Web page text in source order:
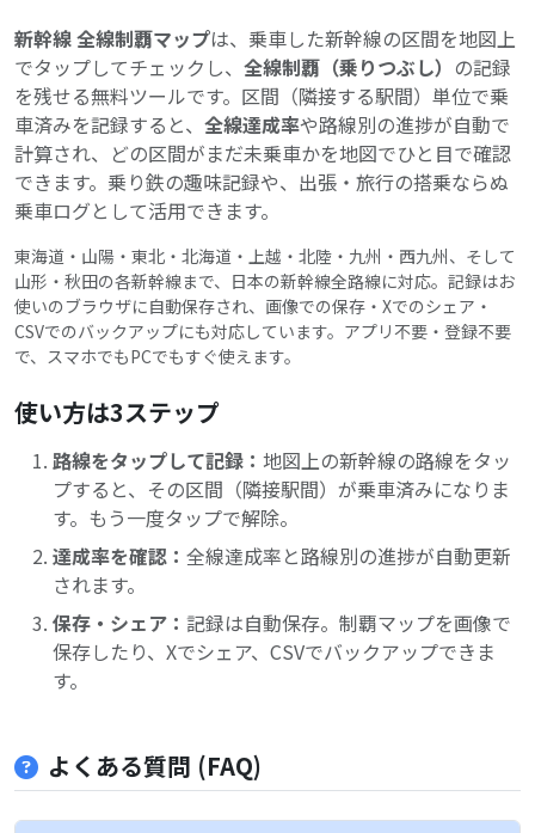
新幹線 全線制覇マップは、乗車した新幹線の区間を地図上
でタップしてチェックし、 全線制覇（乗りつぶし） の記録
を残せる無料ツールです。区間（隣接する駅間）単位で乗
車済みを記録すると、 全線達成率や路線別の進捗が自動で
計算され、どの区間がまだ未乗車かを地図でひと目で確認
できます。乗り鉄の趣味記録や、出張・旅行の搭乗ならぬ
乗車ログとして活用できます。
東海道・山陽・東北・北海道・上越・北陸・九州・西九州、そして
山形・秋田の各新幹線まで、日本の新幹線全路線に対応。記録はお
使いのブラウザに自動保存され、画像での保存・Xでのシェア・
CSVでのバックアップにも対応しています。アプリ不要・登録不要
で、スマホでもPCでもすぐ使えます。
使い方は3ステップ
路線をタップして記録： 地図上の新幹線の路線をタッ
プすると、その区間（隣接駅間）が乗車済みになりま
す。もう一度タップで解除。
達成率を確認： 全線達成率と路線別の進捗が自動更新
されます。
保存・シェア： 記録は自動保存。制覇マップを画像で
保存したり、Xでシェア、CSVでバックアップできま
す。
よくある質問 (FAQ)